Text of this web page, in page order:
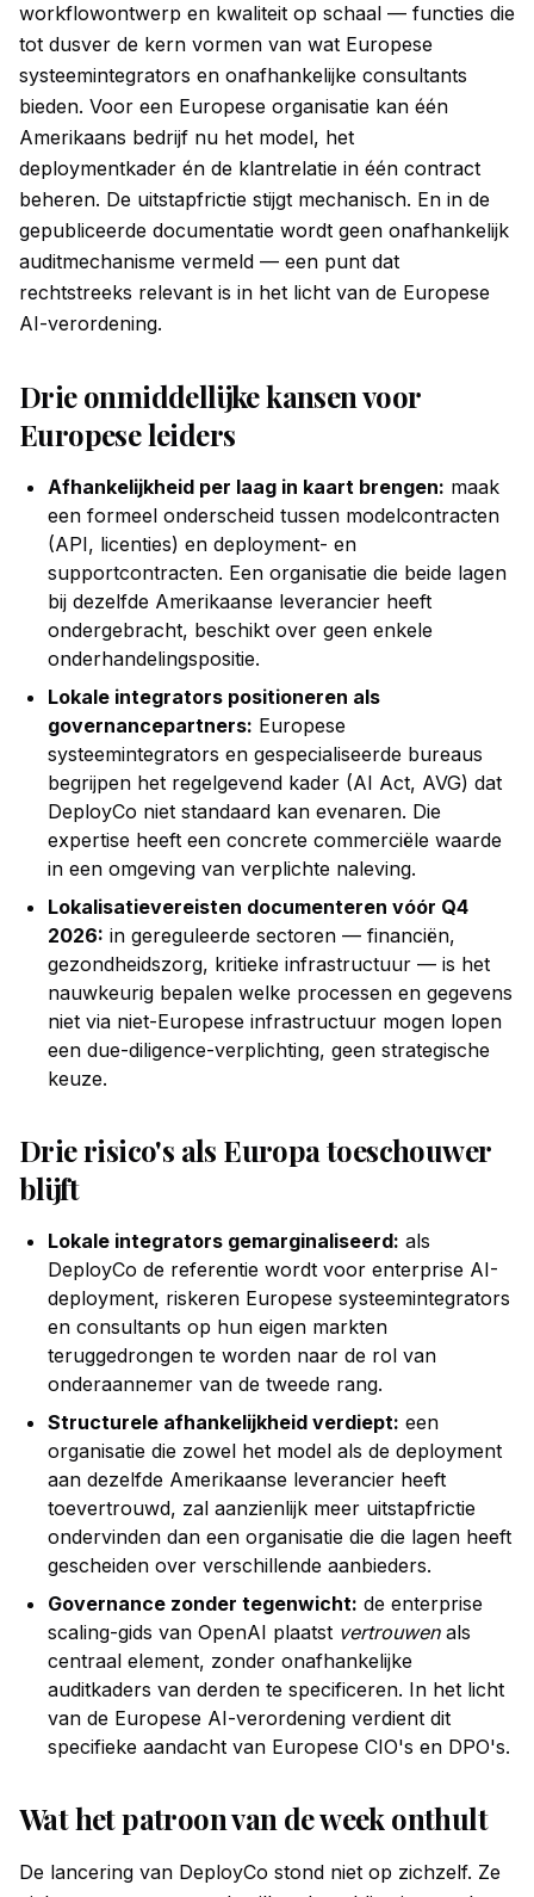
workflowontwerp en kwaliteit op schaal — functies die
tot dusver de kern vormen van wat Europese
systeemintegrators en onafhankelijke consultants
bieden. Voor een Europese organisatie kan één
Amerikaans bedrijf nu het model, het
deploymentkader én de klantrelatie in één contract
beheren. De uitstapfrictie stijgt mechanisch. En in de
gepubliceerde documentatie wordt geen onafhankelijk
auditmechanisme vermeld — een punt dat
rechtstreeks relevant is in het licht van de Europese
AI-verordening.
Drie onmiddellijke kansen voor
Europese leiders
Afhankelijkheid per laag in kaart brengen: maak
een formeel onderscheid tussen modelcontracten
(API, licenties) en deployment- en
supportcontracten. Een organisatie die beide lagen
bij dezelfde Amerikaanse leverancier heeft
ondergebracht, beschikt over geen enkele
onderhandelingspositie.
Lokale integrators positioneren als
governancepartners: Europese
systeemintegrators en gespecialiseerde bureaus
begrijpen het regelgevend kader (AI Act, AVG) dat
DeployCo niet standaard kan evenaren. Die
expertise heeft een concrete commerciële waarde
in een omgeving van verplichte naleving.
Lokalisatievereisten documenteren vóór Q4
2026: in gereguleerde sectoren — financiën,
gezondheidszorg, kritieke infrastructuur — is het
nauwkeurig bepalen welke processen en gegevens
niet via niet-Europese infrastructuur mogen lopen
een due-diligence-verplichting, geen strategische
keuze.
Drie risico's als Europa toeschouwer
blijft
Lokale integrators gemarginaliseerd: als
DeployCo de referentie wordt voor enterprise AI-
deployment, riskeren Europese systeemintegrators
en consultants op hun eigen markten
teruggedrongen te worden naar de rol van
onderaannemer van de tweede rang.
Structurele afhankelijkheid verdiept: een
organisatie die zowel het model als de deployment
aan dezelfde Amerikaanse leverancier heeft
toevertrouwd, zal aanzienlijk meer uitstapfrictie
ondervinden dan een organisatie die die lagen heeft
gescheiden over verschillende aanbieders.
Governance zonder tegenwicht: de enterprise
scaling-gids van OpenAI plaatst vertrouwenals
centraal element, zonder onafhankelijke
auditkaders van derden te specificeren. In het licht
van de Europese AI-verordening verdient dit
specifieke aandacht van Europese CIO's en DPO's.
Wat het patroon van de week onthult
De lancering van DeployCo stond niet op zichzelf. Ze